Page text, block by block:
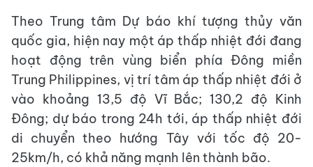
Theo Trung tâm Dự báo khí tượng thủy văn
quốc gia, hiện nay một áp thấp nhiệt đới đang
hoạt động trên vùng biển phía Đông miền
Trung Philippines, vị trí tâm áp thấp nhiệt đới ở
vào khoảng 13,5 độ Vĩ Bắc; 130,2 độ Kinh
Đông; dự báo trong 24h tới, áp thấp nhiệt đới
di chuyển theo hướng Tây với tốc độ 20-
25km/h, có khả năng mạnh lên thành bão.